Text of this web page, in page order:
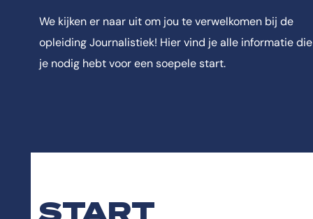
We kijken er naar uit om jou te verwelkomen bij de
opleiding Journalistiek! Hier vind je alle informatie die
je nodig hebt voor een soepele start.
START